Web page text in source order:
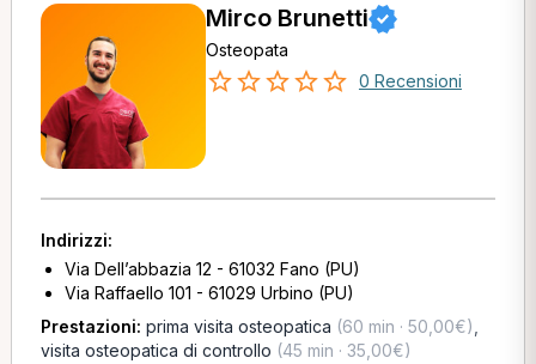
Mirco Brunetti
Osteopata
0 Recensioni
Indirizzi:
Via Dell’abbazia 12 - 61032 Fano (PU)
Via Raffaello 101 - 61029 Urbino (PU)
Prestazioni: prima visita osteopatica (60 min · 50,00€)
visita osteopatica di controllo (45 min · 35,00€)